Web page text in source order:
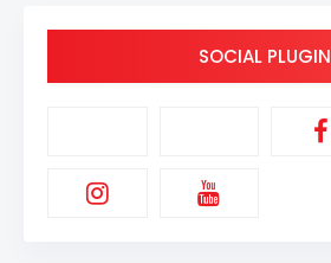
SOCIAL PLUGIN